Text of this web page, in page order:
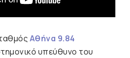
Αθήνα 9.84
υπεύθυνο του